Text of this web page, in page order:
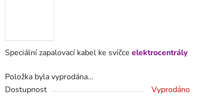
Speciální zapalovací kabel ke svíčce elektrocentrály
Položka byla vyprodána…
Dostupnost
Vyprodáno